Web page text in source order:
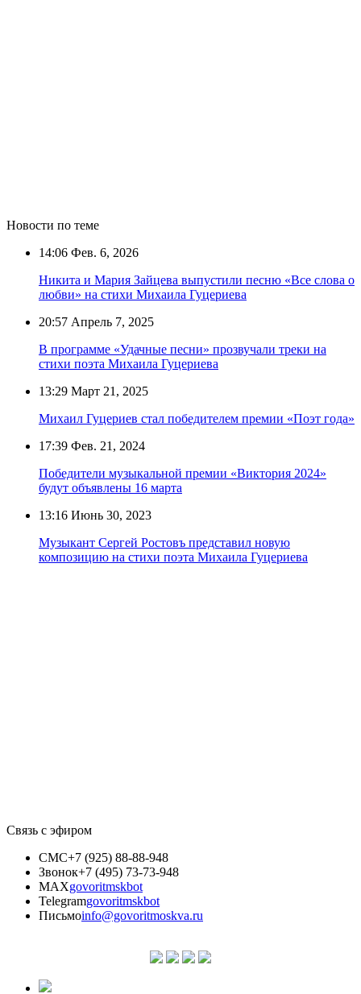
Новости по теме
14:06 Фев. 6, 2026
Никита и Мария Зайцева выпустили песню «Все слова о
любви» на стихи Михаила Гуцериева
20:57 Апрель 7, 2025
В программе «Удачные песни» прозвучали треки на
стихи поэта Михаила Гуцериева
13:29 Март 21, 2025
Михаил Гуцериев стал победителем премии «Поэт года»
17:39 Фев. 21, 2024
Победители музыкальной премии «Виктория 2024»
будут объявлены 16 марта
13:16 Июнь 30, 2023
Музыкант Сергей Ростовъ представил новую
композицию на стихи поэта Михаила Гуцериева
Связь с эфиром
СМС+7 (925) 88-88-948
Звонок+7 (495) 73-73-948
MAXgovoritmskbot
Telegramgovoritmskbot
Письмоinfo@govoritmoskva.ru